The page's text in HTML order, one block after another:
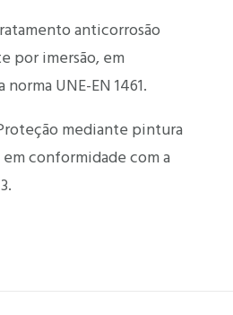
anticorrosão
por imersão, em
UNE-EN 1461.
mediante pintura
conformidade com a